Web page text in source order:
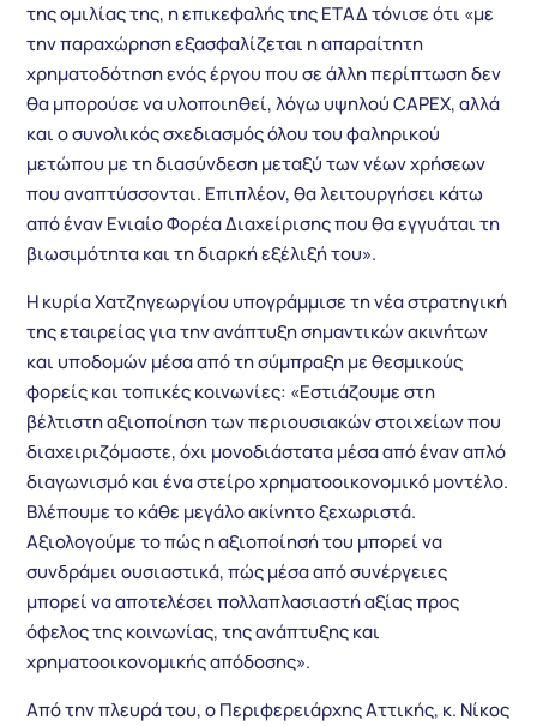
της ομιλίας της, η επικεφαλής της ΕΤΑΔ τόνισε ότι «με
την παραχώρηση εξασφαλίζεται η απαραίτητη
χρηματοδότηση ενός έργου που σε άλλη περίπτωση δεν
θα μπορούσε να υλοποιηθεί, λόγω υψηλού CAPEX, αλλά
και ο συνολικός σχεδιασμός όλου του φαληρικού
μετώπου με τη διασύνδεση μεταξύ των νέων χρήσεων
που αναπτύσσονται. Επιπλέον, θα λειτουργήσει κάτω
από έναν Ενιαίο Φορέα Διαχείρισης που θα εγγυάται τη
βιωσιμότητα και τη διαρκή εξέλιξή του».
Η κυρία Χατζηγεωργίου υπογράμμισε τη νέα στρατηγική
της εταιρείας για την ανάπτυξη σημαντικών ακινήτων
και υποδομών μέσα από τη σύμπραξη με θεσμικούς
φορείς και τοπικές κοινωνίες: «Εστιάζουμε στη
βέλτιστη αξιοποίηση των περιουσιακών στοιχείων που
διαχειριζόμαστε, όχι μονοδιάστατα μέσα από έναν απλό
διαγωνισμό και ένα στείρο χρηματοοικονομικό μοντέλο.
Βλέπουμε το κάθε μεγάλο ακίνητο ξεχωριστά.
Αξιολογούμε το πώς η αξιοποίησή του μπορεί να
συνδράμει ουσιαστικά, πώς μέσα από συνέργειες
μπορεί να αποτελέσει πολλαπλασιαστή αξίας προς
όφελος της κοινωνίας, της ανάπτυξης και
χρηματοοικονομικής απόδοσης».
Από την πλευρά του, ο Περιφερειάρχης Αττικής, κ. Νίκος